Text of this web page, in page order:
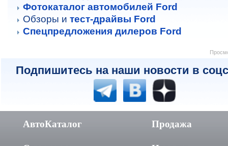
Фотокаталог автомобилей Ford
Обзоры и тест-драйвы Ford
Спецпредложения дилеров Ford
Подпишитесь на наши новости в
АвтоКаталог Продажа